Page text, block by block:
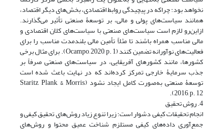
نخواهد بود؛ چراکه در پیچیدگی روابط اقتصادی، بخش‌های دیگر اقتصاد،
همانند سیاست‌های پولی و مالی، بر توسعۀ صنعتی تأثیر می‌گذارند.
ازاین‌رو لازم است سیاست‌های صنعتی با سیاست‌های کلان اقتصادی و
مالی مناسب همراه باشند تا مثلاً تأمین مالی بلندمدت مناسب را برای
فعالیت‌های نوآورانه تضمین کنند ‏(Ocampo, 2020, p. 1). برای مثال برخی
کشورها، مانند کشورهای آفریقایی، در سیاست‌های صنعتی صرفاً بر
جذب سرمایۀ خارجی تمرکز کرده‌اند که در نهایت باعث شده است
توسعۀ صنعتی به‌صورت کامل ایجاد نشود ‏(Staritz, Plank, & Morris,
2016, p. 12).
4. روش تحقیق
انجام تحقیقات کیفی دشوار است؛ زیرا تنوع زیاد روش‌های تحقیق کیفی و
جمع‌آوری داده‌های کیفی مستلزم شناخت عمیق محتوا و روش‌های